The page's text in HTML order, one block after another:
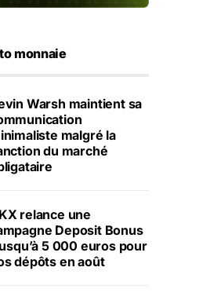
monnaie
Warsh maintient sa
malgré la
du marché
relance une
Deposit Bonus
5 000 euros pour
dépôts en août